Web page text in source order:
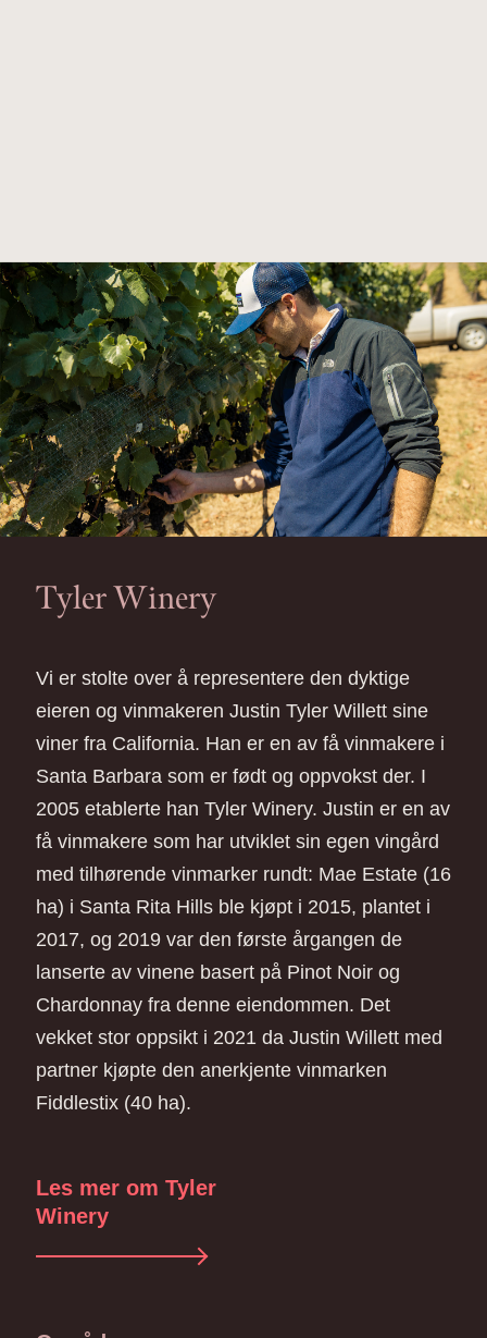
Tyler Winery
Vi er stolte over å representere den dyktige
eieren og vinmakeren Justin Tyler Willett sine
viner fra California. Han er en av få vinmakere i
Santa Barbara som er født og oppvokst der. I
2005 etablerte han Tyler Winery. Justin er en av
få vinmakere som har utviklet sin egen vingård
med tilhørende vinmarker rundt: Mae Estate (16
ha) i Santa Rita Hills ble kjøpt i 2015, plantet i
2017, og 2019 var den første årgangen de
lanserte av vinene basert på Pinot Noir og
Chardonnay fra denne eiendommen. Det
vekket stor oppsikt i 2021 da Justin Willett med
partner kjøpte den anerkjente vinmarken
Fiddlestix (40 ha).
Les mer om Tyler
Winery